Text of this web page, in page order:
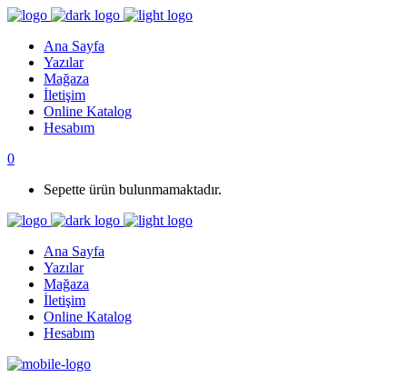
Ana Sayfa
Yazılar
Mağaza
İletişim
Online Katalog
Hesabım
0
Sepette ürün bulunmamaktadır.
Ana Sayfa
Yazılar
Mağaza
İletişim
Online Katalog
Hesabım